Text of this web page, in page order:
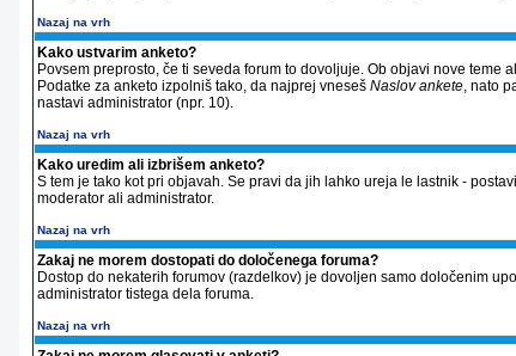
Nazaj na vrh
Kako ustvarim anketo?
Povsem preprosto, če ti seveda forum to dovoljuje. Ob objavi nove
Podatke za anketo izpolniš tako, da najprej vneseš Naslov ankete, nato
nastavi administrator (npr. 10).
Nazaj na vrh
Kako uredim ali izbrišem anketo?
S tem je tako kot pri objavah. Se pravi da jih lahko ureja le lastnik -
moderator ali administrator.
Nazaj na vrh
Zakaj ne morem dostopati do določenega foruma?
Dostop do nekaterih forumov (razdelkov) je dovoljen samo določenim
administrator tistega dela foruma.
Nazaj na vrh